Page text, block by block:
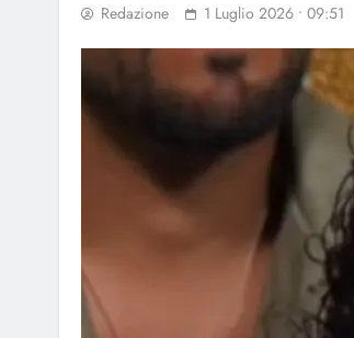
Redazione 1 Luglio 2026 • 09:51